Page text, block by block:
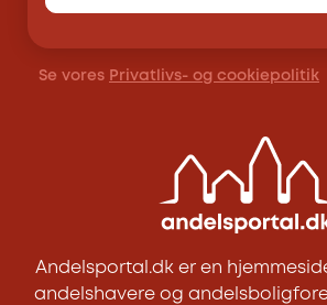
Se vores Privatlivs- og cookiepolitik
Andelsportal.dk er en
andelshavere og